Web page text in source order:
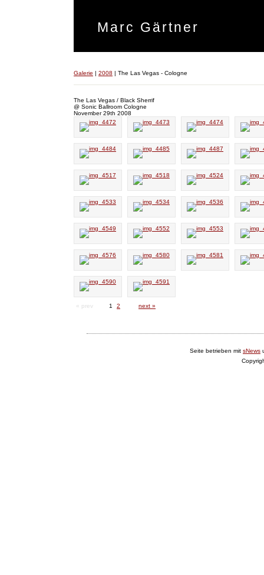
Marc Gärtner
Galerie | 2008 | The Las Vegas - Cologne
The Las Vegas / Black Sherrif
@ Sonic Ballroom Cologne
November 29th 2008
« prev 1 2 next »
Seite betrieben mit sNews